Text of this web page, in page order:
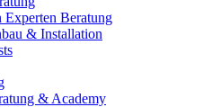
Experten Beratung
& Installation
& Academy